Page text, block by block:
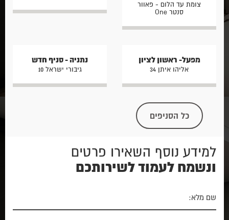
צומת עד הלום - פאוור
סנטר One
מפעל- ראשון לציון
אליהו איתן 34
נתניה - סניף חדש
גיבורי ישראל 10
כל הסניפים
למידע נוסף השאירו פרטים
ונשמח לעמוד לשירותכם